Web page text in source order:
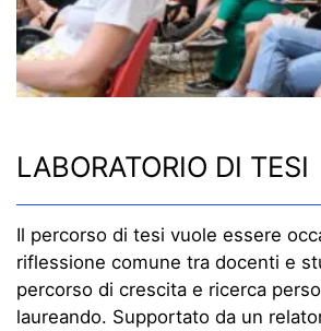
LABORATORIO DI TESI
Il percorso di tesi vuole essere
riflessione comune tra docenti e
percorso di crescita e ricerca
laureando. Supportato da un